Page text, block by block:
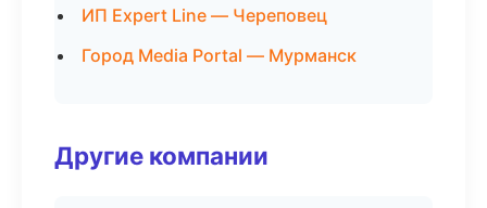
ИП Expert Line — Череповец
Город Media Portal — Мурманск
Другие компании